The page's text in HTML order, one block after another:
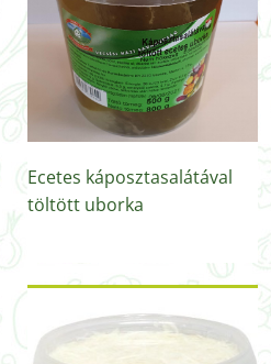
Ecetes káposztasalátával
töltött uborka